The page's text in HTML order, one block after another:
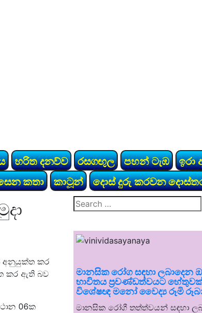
හරිත දනව්ව රසගඟුල පහන් ටැඹ
ඉරා
කතා කාටූන් දොස් දුරු කරවන
අනුයුක්ත කර
කර ඇති බව
06ක
Search
for:
මානසික රෝග සඳහා ලබාදෙන
භාවිතය ප්‍රචණ්ඩත්වයට හේතුවක්
විශේෂඥ මනෝ වෛද්‍ය රූමි
මානසික රෝගී තත්ත්වයන් සඳහා